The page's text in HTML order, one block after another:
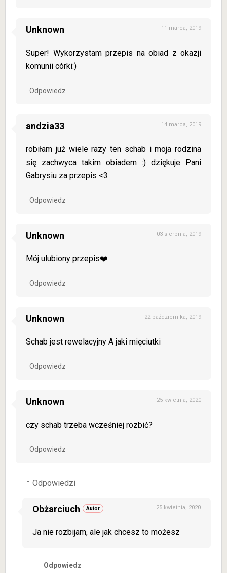
Unknown 11 marca, 2019
Super! Wykorzystam przepis na obiad z okazji
komunii córki:)
Odpowiedz
andzia33 14 marca, 2019
robiłam już wiele razy ten schab i moja rodzina
się zachwyca takim obiadem :) dziękuje Pani
Gabrysiu za przepis <3
Odpowiedz
Unknown 03 sierpnia, 2019
Mój ulubiony przepis❤️
Odpowiedz
Unknown 22 października, 2019
Schab jest rewelacyjny A jaki mięciutki
Odpowiedz
Unknown 25 kwietnia, 2020
czy schab trzeba wcześniej rozbić?
Odpowiedz
Odpowiedzi
Obżarciuch 25 kwietnia, 2020
Ja nie rozbijam, ale jak chcesz to możesz
Odpowiedz